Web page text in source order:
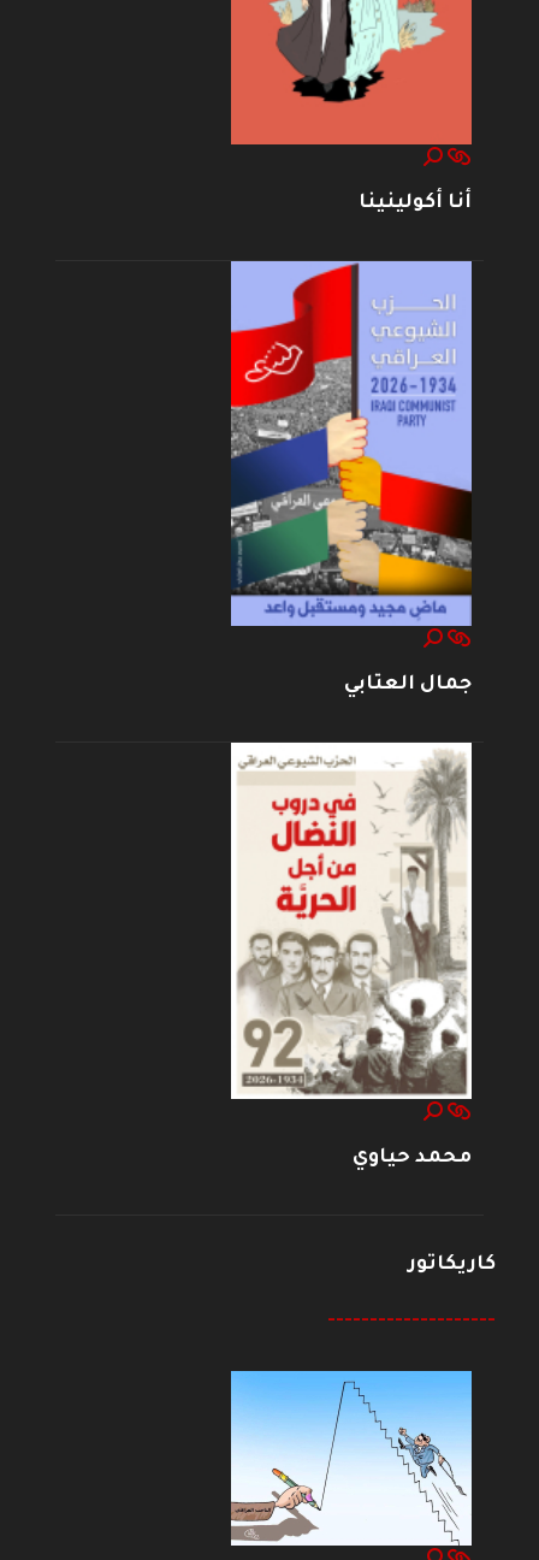
أنا أكولينينا
جمال العتابي
محمد حياوي
كاريكاتور
--------------------